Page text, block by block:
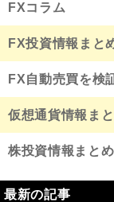
FXコラム
FX投資情報まと
FX自動売買を検
仮想通貨情報ま
株投資情報まとめ
最新の記事